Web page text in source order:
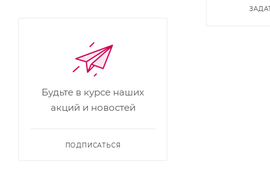
Будьте в курсе наших
акций и новостей
ПОДПИСАТЬСЯ